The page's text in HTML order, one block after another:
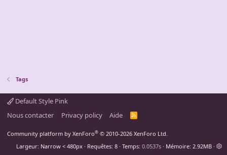
Tags
Default Style Pink
Nous contacter
Privacy policy Aide
R
Community platform by XenForo® © 2010-2026 XenForo Ltd.
Largeur
Requêtes 8 Temps 0.0537s Mémoire 2.92MB